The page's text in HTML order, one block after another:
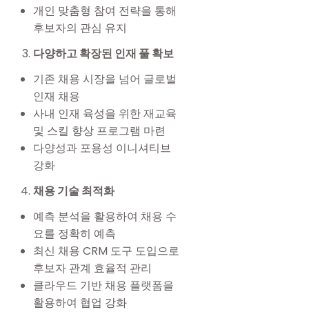
개인 맞춤형 참여 전략을 통해
후보자의 관심 유지
다양하고 확장된 인재 풀 확보
기존 채용 시장을 넘어 글로벌
인재 채용
사내 인재 육성을 위한 재교육
및 스킬 향상 프로그램 마련
다양성과 포용성 이니셔티브
강화
채용 기술 최적화
예측 분석을 활용하여 채용 수
요를 정확히 예측
최신 채용 CRM 도구 도입으로
후보자 관계 효율적 관리
클라우드 기반 채용 플랫폼을
활용하여 협업 강화